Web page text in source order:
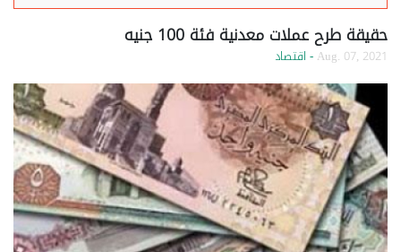
حقيقة طرح عملات معدنية فئة 100 جنيه
Aug. 07, 2021 - اقتصاد